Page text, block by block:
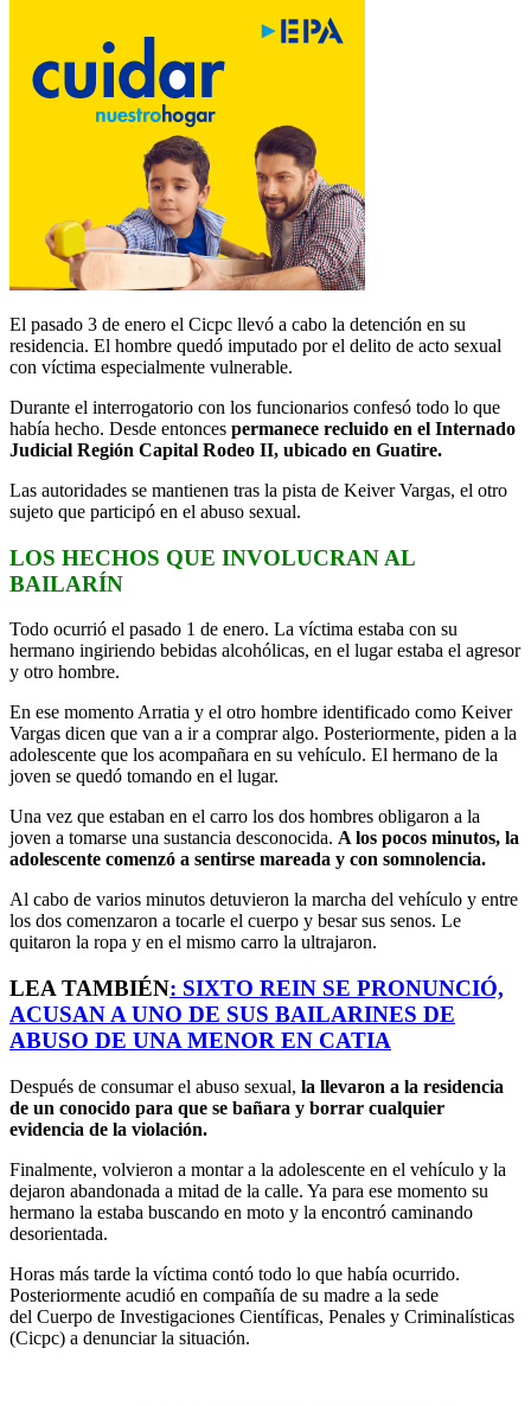
El pasado 3 de enero el Cicpc llevó a cabo la detención en su
residencia. El hombre quedó imputado por el delito de acto sexual
con víctima especialmente vulnerable.
Durante el interrogatorio con los funcionarios confesó todo lo que
había hecho. Desde entonces permanece recluido en el Internado
Judicial Región Capital Rodeo II, ubicado en Guatire.
Las autoridades se mantienen tras la pista de Keiver Vargas, el otro
sujeto que participó en el abuso sexual.
LOS HECHOS QUE INVOLUCRAN AL
BAILARÍN
Todo ocurrió el pasado 1 de enero. La víctima estaba con su
hermano ingiriendo bebidas alcohólicas, en el lugar estaba el agresor
y otro hombre.
En ese momento Arratia y el otro hombre identificado como Keiver
Vargas dicen que van a ir a comprar algo. Posteriormente, piden a la
adolescente que los acompañara en su vehículo. El hermano de la
joven se quedó tomando en el lugar.
Una vez que estaban en el carro los dos hombres obligaron a la
joven a tomarse una sustancia desconocida. A los pocos minutos, la
adolescente comenzó a sentirse mareada y con somnolencia.
Al cabo de varios minutos detuvieron la marcha del vehículo y entre
los dos comenzaron a tocarle el cuerpo y besar sus senos. Le
quitaron la ropa y en el mismo carro la ultrajaron.
LEA TAMBIÉN: SIXTO REIN SE PRONUNCIÓ,
ACUSAN A UNO DE SUS BAILARINES DE
ABUSO DE UNA MENOR EN CATIA
Después de consumar el abuso sexual, la llevaron a la residencia
de un conocido para que se bañara y borrar cualquier
evidencia de la violación.
Finalmente, volvieron a montar a la adolescente en el vehículo y la
dejaron abandonada a mitad de la calle. Ya para ese momento su
hermano la estaba buscando en moto y la encontró caminando
desorientada.
Horas más tarde la víctima contó todo lo que había ocurrido.
Posteriormente acudió en compañía de su madre a la sede
del Cuerpo de Investigaciones Científicas, Penales y Criminalísticas
(Cicpc) a denunciar la situación.